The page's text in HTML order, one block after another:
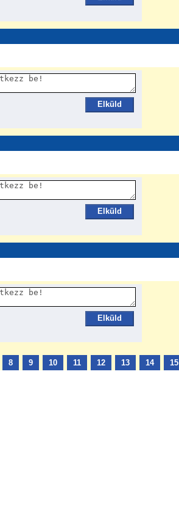
Elküld
Elküld
Elküld
8 9 10 11 12 13 14 15